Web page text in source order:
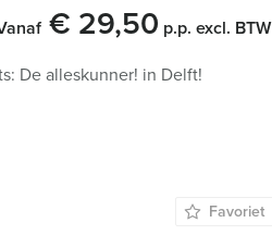
€ 29,50 p.p. excl. BTW
De alleskunner! in Delft!
Favoriet